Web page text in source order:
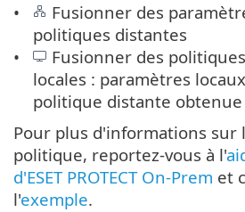
Fusionner des
politiques distantes
Fusionner des
locales : paramètres
politique distante obtenue
Pour plus d'informations sur
politique, reportez-vous à l'
d'ESET PROTECT On-Prem et
l'exemple.